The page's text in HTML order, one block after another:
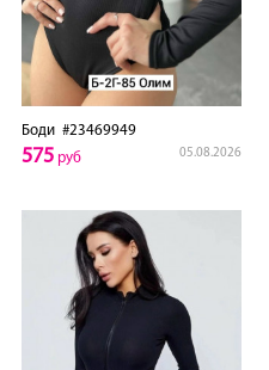
Боди #23469949
05.08.2026
575 руб